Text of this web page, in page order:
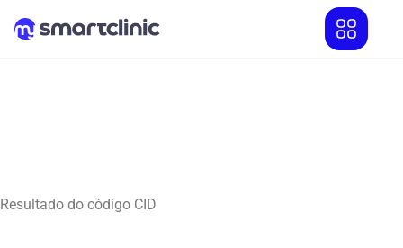
Resultado do código CID